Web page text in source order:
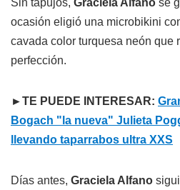
Sin tapujos, Graciela Alfano se
ocasión eligió una microbikini
cavada color turquesa neón que
perfección.
►TE PUEDE INTERESAR:
Bogach "la nueva" Julieta
llevando taparrabos ultra XXS
Días antes, Graciela Alfano